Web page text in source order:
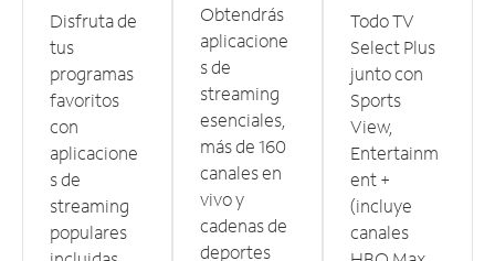
Disfruta de
tus
programas
favoritos
con
aplicacione
s de
streaming
populares
Obtendrás
aplicacione
s de
streaming
esenciales,
más de 160
canales en
vivo y
cadenas de
deportes
Todo TV
Select Plus
junto con
Sports
View,
Entertainm
ent +
(incluye
canales